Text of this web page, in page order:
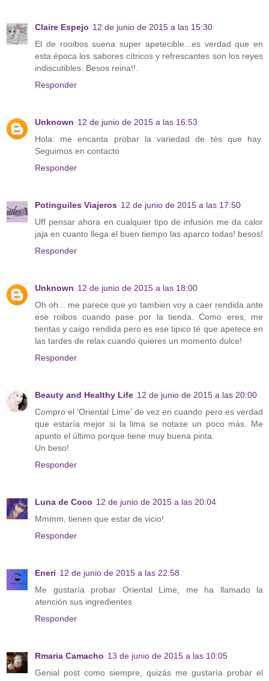
Claire Espejo 12 de junio de 2015 a las 15:30
El de rooibos suena super apetecible...es verdad que en
esta época los sabores cítricos y refrescantes son los reyes
indiscutibles. Besos reina!!.
Responder
Unknown 12 de junio de 2015 a las 16:53
Hola: me encanta probar la variedad de tés que hay.
Seguimos en contacto
Responder
Potinguiles Viajeros 12 de junio de 2015 a las 17:50
Uff pensar ahora en cualquier tipo de infusión me da calor
jaja en cuanto llega el buen tiempo las aparco todas! besos!
Responder
Unknown 12 de junio de 2015 a las 18:00
Oh oh... me parece que yo tambien voy a caer rendida ante
ese roibos cuando pase por la tienda. Como eres, me
tientas y caigo rendida pero es ese tipico té que apetece en
las tardes de relax cuando quieres un momento dulce!
Responder
Beauty and Healthy Life 12 de junio de 2015 a las 20:00
Compro el 'Oriental Lime' de vez en cuando pero es verdad
que estaría mejor si la lima se notase un poco más. Me
apunto el último porque tiene muy buena pinta.
Un beso!
Responder
Luna de Coco 12 de junio de 2015 a las 20:04
Mmmm, tienen que estar de vicio!
Responder
Eneri 12 de junio de 2015 a las 22:58
Me gustaría probar Oriental Lime, me ha llamado la
atención sus ingredientes
Responder
Rmaria Camacho 13 de junio de 2015 a las 10:05
Genial post como siempre, quizás me gustaría probar el